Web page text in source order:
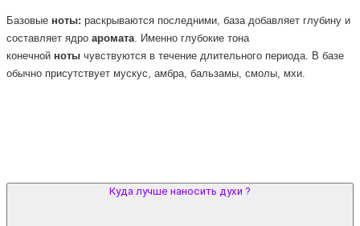
Базовые ноты: раскрываются последними, база добавляет глубину и
составляет ядро аромата. Именно глубокие тона
конечной ноты чувствуются в течение длительного периода. В базе
обычно присутствует мускус, амбра, бальзамы, смолы, мхи.
Куда лучше наносить духи ?